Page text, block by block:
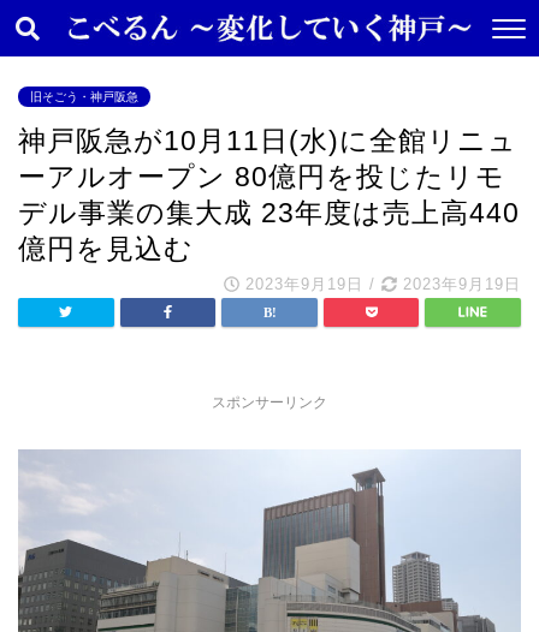
旧そごう・神戸阪急
神戸阪急が10月11日(水)に全館リニュ
ーアルオープン 80億円を投じたリモ
デル事業の集大成 23年度は売上高440
億円を見込む
2023年9月19日 / 2023年9月19日
スポンサーリンク